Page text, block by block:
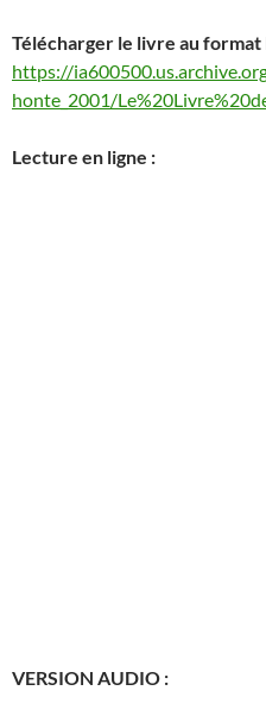
Télécharger le livre au format
https://
honte_2001/
Lecture en ligne :
VERSION AUDIO :